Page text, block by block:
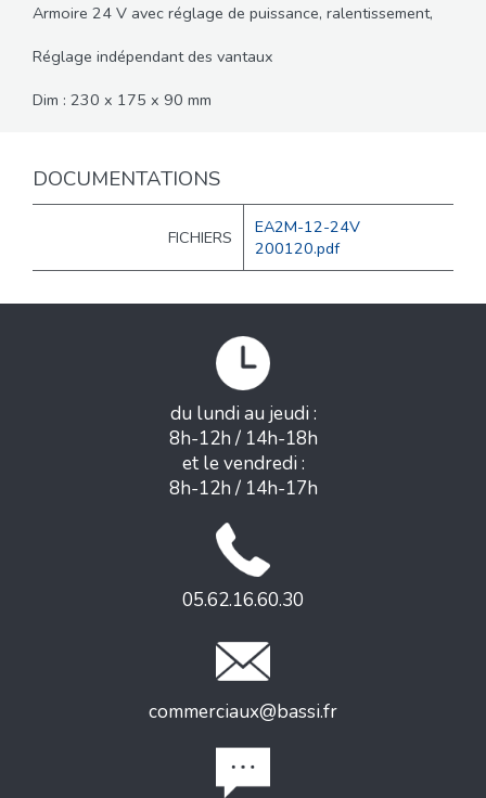
Armoire 24 V avec réglage de puissance, ralentissement,
Réglage indépendant des vantaux
Dim : 230 x 175 x 90 mm
DOCUMENTATIONS
FICHIERS
EA2M-12-24V
200120.pdf
du lundi au jeudi :
8h-12h / 14h-18h
et le vendredi :
8h-12h / 14h-17h
05.62.16.60.30
commerciaux@bassi.fr